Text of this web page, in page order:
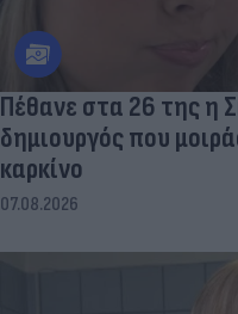
Πέθανε στα 26 της η
δημιουργός που
καρκίνο
07.08.2026